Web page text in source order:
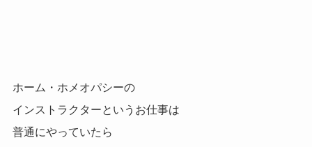
ホーム・ホメオパシーの
インストラクターというお仕事は
普通にやっていたら